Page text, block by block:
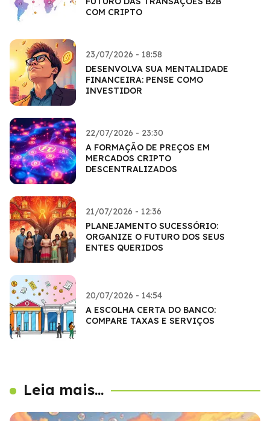
COM CRIPTO
23/07/2026 - 18:58
DESENVOLVA SUA MENTALIDADE
FINANCEIRA: PENSE COMO
INVESTIDOR
22/07/2026 - 23:30
A FORMAÇÃO DE PREÇOS EM
MERCADOS CRIPTO
DESCENTRALIZADOS
21/07/2026 - 12:36
PLANEJAMENTO SUCESSÓRIO:
ORGANIZE O FUTURO DOS SEUS
ENTES QUERIDOS
20/07/2026 - 14:54
A ESCOLHA CERTA DO BANCO:
COMPARE TAXAS E SERVIÇOS
Leia mais...